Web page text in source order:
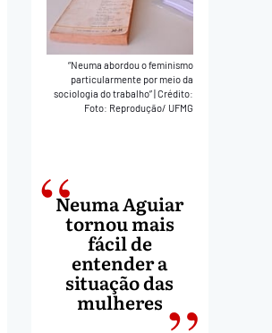
“Neuma abordou o feminismo
particularmente por meio da
sociologia do trabalho”|Crédito:
Foto: Reprodução/ UFMG
Neuma Aguiar
tornou mais
fácil de
entender a
situação das
mulheres